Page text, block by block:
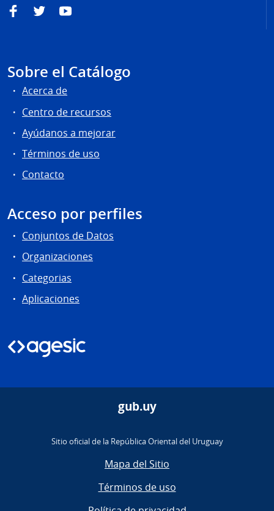
FacebookTwitterYouTube
Sobre el Catálogo
Acerca de
Centro de recursos
Ayúdanos a mejorar
Términos de uso
Contacto
Acceso por perfiles
Conjuntos de Datos
Organizaciones
Categorias
Aplicaciones
gub.uy
Sitio oficial de la República Oriental del Uruguay
Mapa del Sitio
Términos de uso